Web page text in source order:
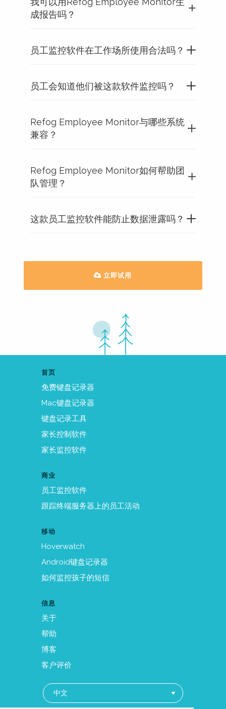
成报告吗？
员工监控软件在工作场所使用合法吗？
员工会知道他们被这款软件监控吗？
Refog Employee Monitor与哪些系统
兼容？
Refog Employee Monitor如何帮助团
队管理？
这款员工监控软件能防止数据泄露吗？
立即试用
首页
免费键盘记录器
Mac键盘记录器
键盘记录工具
家长控制软件
家长监控软件
商业
员工监控软件
跟踪终端服务器上的员工活动
移动
Hoverwatch
Android键盘记录器
如何监控孩子的短信
信息
关于
帮助
博客
客户评价